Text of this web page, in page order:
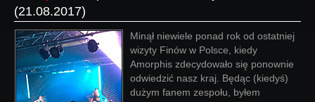
(21.08.2017)
Minął niewiele ponad rok od ostatniej
wizyty Finów w Polsce, kiedy
Amorphis zdecydowało się ponownie
odwiedzić nasz kraj. Będąc (kiedyś)
dużym fanem zespołu, byłem